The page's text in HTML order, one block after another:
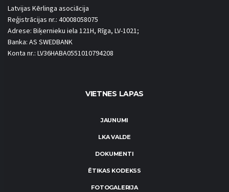
Latvijas Kērlinga asociācija
Reģistrācijas nr.: 40008058075
Adrese: Biķernieku iela 121H, Rīga, LV-1021;
Banka: AS SWEDBANK
Konta nr.: LV36HABA0551010794208
VIETNES LAPAS
JAUNUMI
LKA VALDE
DOKUMENTI
ĒTIKAS KODEKSS
FOTOGALERIJA